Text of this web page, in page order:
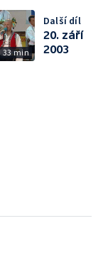
33 min
Další díl
20. září
2003